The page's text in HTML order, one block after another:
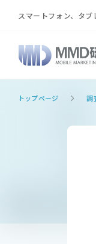
スマートフォン、タ
トップページ 調